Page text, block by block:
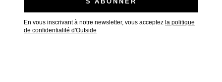
En vous inscrivant à notre newsletter, vous acceptez la politique
de confidentialité d'Outside